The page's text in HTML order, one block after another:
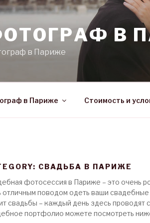
В
в Париже
в Париже Стоимость и
СВАДЬБА В ПАРИЖЕ
фотосессия в Париже – это очень
отличным поводом одеть ваши
свадьбы – каждый день здесь проводят
портфолио можете посмотреть